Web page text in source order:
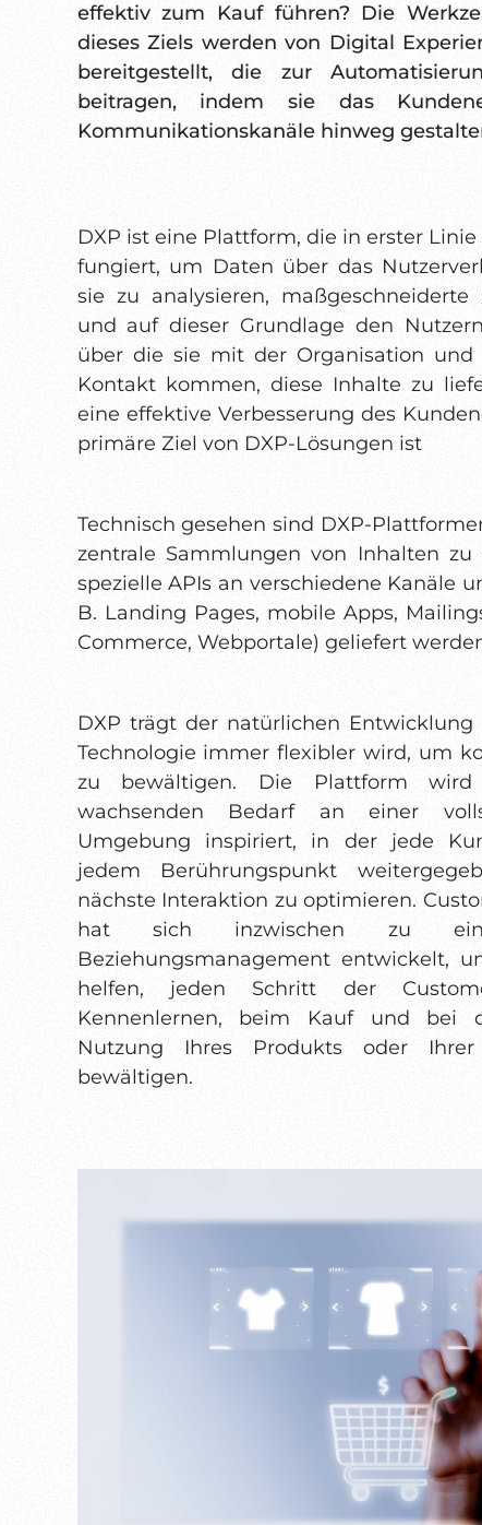
effektiv zum Kauf führen? Die
dieses Ziels werden von Digital
bereitgestellt, die zur
beitragen, indem sie das
Kommunikationskanäle hinweg
DXP ist eine Plattform, die in erster
fungiert, um Daten über das
sie zu analysieren,
und auf dieser Grundlage den
über die sie mit der Organisation und
Kontakt kommen, diese Inhalte zu
eine effektive Verbesserung des
primäre Ziel von DXP-Lösungen ist
Technisch gesehen sind DXP-
zentrale Sammlungen von Inhalten
spezielle APIs an verschiedene Kanäle
B. Landing Pages, mobile Apps,
Commerce, Webportale) geliefert
DXP trägt der natürlichen Entwicklung
Technologie immer flexibler wird, um
zu bewältigen. Die Plattform
wachsenden Bedarf an einer
Umgebung inspiriert, in der jede
jedem Berührungspunkt
nächste Interaktion zu optimieren.
hat sich inzwischen zu
Beziehungsmanagement entwickelt,
helfen, jeden Schritt der
Kennenlernen, beim Kauf und bei
Nutzung Ihres Produkts oder
bewältigen.